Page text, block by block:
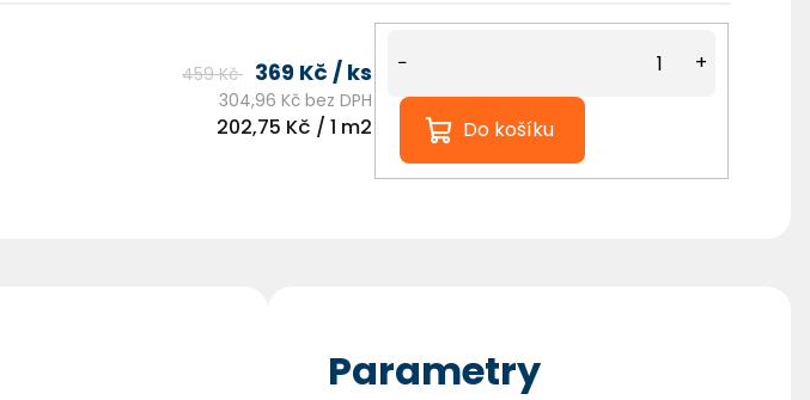
459 Kč 369 Kč / ks
304,96 Kč bez DPH
Měrná
202,75 Kč / 1 m2
+
−
Do košíku
Parametry